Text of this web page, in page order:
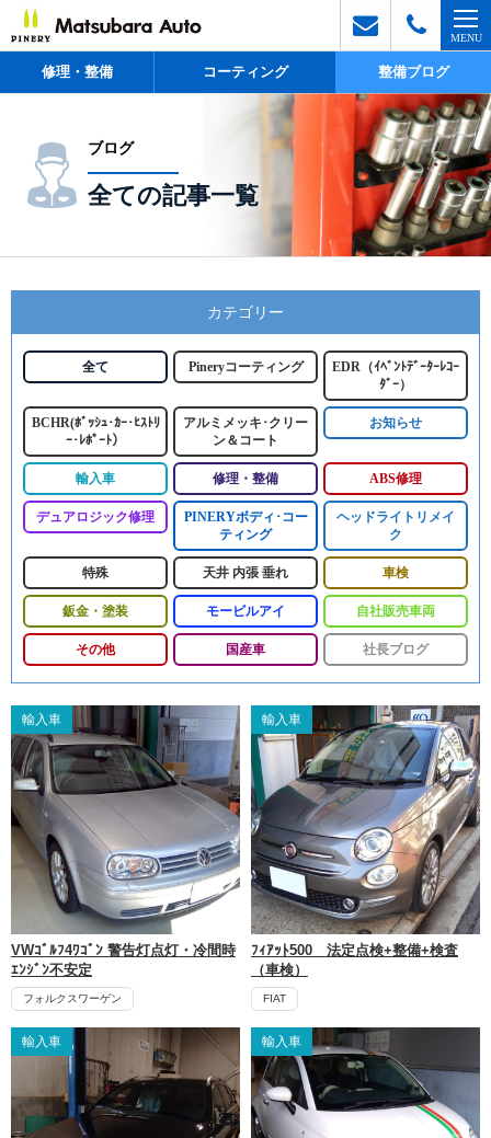
修理・整備 コーティング 整備ブログ
ブログ
全ての記事一覧
カテゴリー
全て Pineryコーティング
EDR（ｲﾍﾞﾝﾄﾃﾞｰﾀｰﾚｺｰ
ﾀﾞｰ）
BCHR(ﾎﾞｯｼｭ･ｶｰ･ﾋｽﾄﾘ
ｰ･ﾚﾎﾟｰﾄ）
アルミメッキ･クリー
ン＆コート
お知らせ
輸入車 修理・整備 ABS修理
デュアロジック修理
PINERYボディ･コー
ティング
ヘッドライトリメイ
ク
特殊 天井 内張 垂れ 車検
鈑金・塗装 モービルアイ 自社販売車両
その他 国産車 社長ブログ
輸入車
VWｺﾞﾙﾌ4ﾜｺﾞﾝ 警告灯点灯・冷間時
ｴﾝｼﾞﾝ不安定
フォルクスワーゲン
輸入車
ﾌｨｱｯﾄ500 法定点検+整備+検査
（車検）
FIAT
輸入車 輸入車